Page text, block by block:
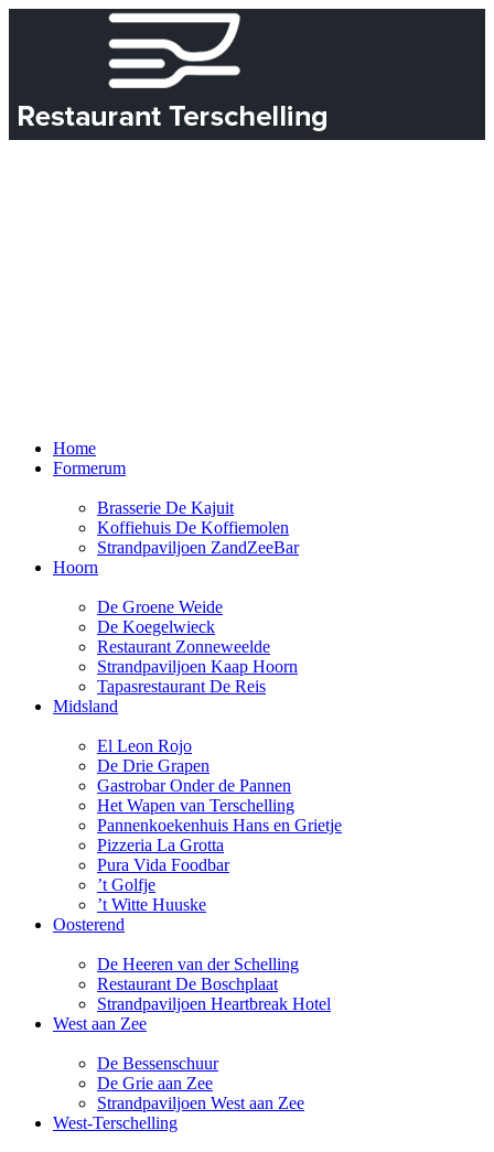
Home
Formerum
Brasserie De Kajuit
Koffiehuis De Koffiemolen
Strandpaviljoen ZandZeeBar
Hoorn
De Groene Weide
De Koegelwieck
Restaurant Zonneweelde
Strandpaviljoen Kaap Hoorn
Tapasrestaurant De Reis
Midsland
El Leon Rojo
De Drie Grapen
Gastrobar Onder de Pannen
Het Wapen van Terschelling
Pannenkoekenhuis Hans en Grietje
Pizzeria La Grotta
Pura Vida Foodbar
’t Golfje
’t Witte Huuske
Oosterend
De Heeren van der Schelling
Restaurant De Boschplaat
Strandpaviljoen Heartbreak Hotel
West aan Zee
De Bessenschuur
De Grie aan Zee
Strandpaviljoen West aan Zee
West-Terschelling